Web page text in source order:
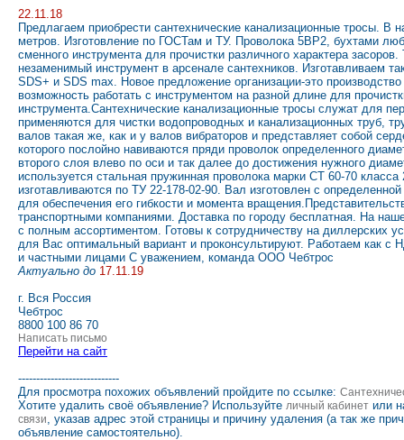
22.11.18
Предлагаем приобрести сантехнические канализационные тросы.
метров. Изготовление по ГОСТам и ТУ. Проволока 5ВР2, бухтами
сменного инструмента для прочистки различного характера
незаменимый инструмент в арсенале сантехников. Изготавливаем
SDS+ и SDS max. Новое предложение организации-это производство
возможность работать с инструментом на разной длине для
инструмента.Сантехнические канализационные тросы служат для
применяются для чистки водопроводных и канализационных труб,
валов такая же, как и у валов вибраторов и представляет собой
которого послойно навиваются пряди проволок определенного
второго слоя влево по оси и так далее до достижения нужного
используется стальная пружинная проволока марки СТ 60-70
изготавливаются по ТУ 22-178-02-90. Вал изготовлен с
для обеспечения его гибкости и момента
транспортными компаниями. Доставка по городу бесплатная. На
с полным ассортиментом. Готовы к сотрудничеству на диллерских
для Вас оптимальный вариант и проконсультируют. Работаем как с
и частными лицами С уважением, команда ООО Чебтрос
Актуально до 17.11.19
г. Вся Россия
Чебтрос
8800 100 86 70
Написать письмо
Перейти на сайт
----------------------------
Для просмотра похожих объявлений пройдите по ссылке:
Хотите удалить своё объявление? Используйте личный кабинет или
связи, указав адрес этой страницы и причину удаления (а так же
объявление самостоятельно).